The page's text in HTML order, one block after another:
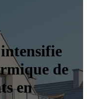
de
en